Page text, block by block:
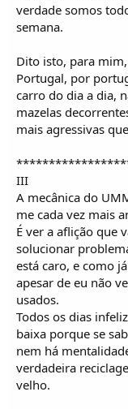
verdade somos
semana.
Dito isto, para
Portugal, por
carro do dia a dia,
mazelas
mais agressivas
III
A mecânica do
me cada vez mais
É ver a aflição que
solucionar
está caro, e como
apesar de eu não
usados.
Todos os dias
baixa porque se
nem há
verdadeira
velho.